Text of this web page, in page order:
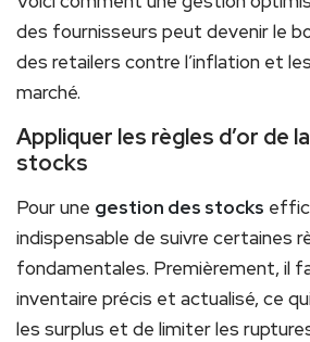
des fournisseurs peut devenir le
des retailers contre l’inflation et
marché.
Appliquer les règles d’or de
stocks
Pour une gestion des stocks
indispensable de suivre certaines
fondamentales. Premièrement, il
inventaire précis et actualisé, ce
les surplus et de limiter les